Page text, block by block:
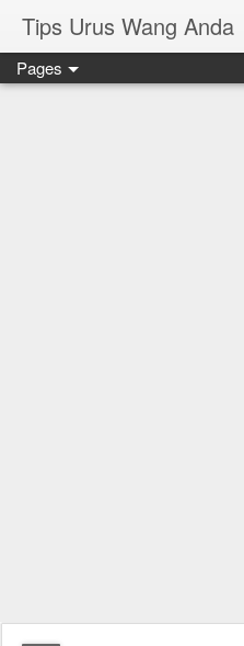
Tips Urus Wang Anda
Pages